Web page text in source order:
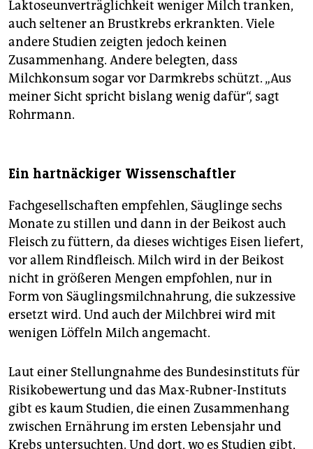
Laktoseunverträglichkeit weniger Milch tranken,
auch seltener an Brustkrebs erkrankten. Viele
andere Studien zeigten jedoch keinen
Zusammenhang. Andere belegten, dass
Milchkonsum sogar vor Darmkrebs schützt. „Aus
meiner Sicht spricht bislang wenig dafür“, sagt
Rohrmann.
Ein hartnäckiger Wissenschaftler
Fachgesellschaften empfehlen, Säuglinge sechs
Monate zu stillen und dann in der Beikost auch
Fleisch zu füttern, da dieses wichtiges Eisen liefert,
vor allem Rindfleisch. Milch wird in der Beikost
nicht in größeren Mengen empfohlen, nur in
Form von Säuglingsmilchnahrung, die sukzessive
ersetzt wird. Und auch der Milchbrei wird mit
wenigen Löffeln Milch angemacht.
Laut einer Stellungnahme des Bundesinstituts für
Risikobewertung und das Max-Rubner-Instituts
gibt es kaum Studien, die einen Zusammenhang
zwischen Ernährung im ersten Lebensjahr und
Krebs untersuchten. Und dort, wo es Studien gibt,